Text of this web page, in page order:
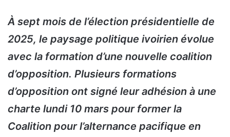
À sept mois de l’élection présidentielle de
2025, le paysage politique ivoirien évolue
avec la formation d’une nouvelle coalition
d’opposition. Plusieurs formations
d’opposition ont signé leur adhésion à une
charte lundi 10 mars pour former la
Coalition pour l’alternance pacifique en